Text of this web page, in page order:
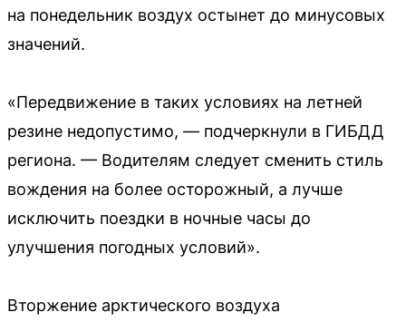
на понедельник воздух остынет до минусовых
значений.
«Передвижение в таких условиях на летней
резине недопустимо, — подчеркнули в ГИБДД
региона. — Водителям следует сменить стиль
вождения на более осторожный, а лучше
исключить поездки в ночные часы до
улучшения погодных условий».
Вторжение арктического воздуха